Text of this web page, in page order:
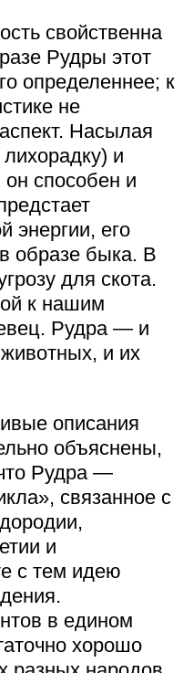
свойственна
Рудры этот
определеннее; к
не
Насылая
и
способен и
энергии, его
образе быка. В
для скота.
к нашим
Рудра — и
и их
описания
объяснены,
Рудра —
связанное с
и
с тем идею
в едином
хорошо